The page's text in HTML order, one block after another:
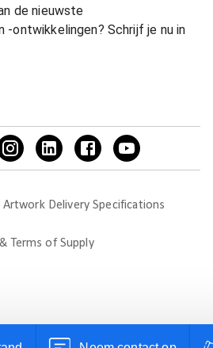
de nieuwste
-ontwikkelingen? Schrijf je nu in
Delivery Specifications
Terms of Supply